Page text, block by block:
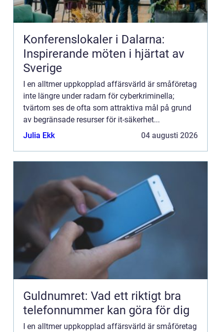
Konferenslokaler i Dalarna:
Inspirerande möten i hjärtat av
Sverige
I en alltmer uppkopplad affärsvärld är småföretag
inte längre under radarn för cyberkriminella;
tvärtom ses de ofta som attraktiva mål på grund
av begränsade resurser för it-säkerhet...
Julia Ekk
04 augusti 2026
Guldnumret: Vad ett riktigt bra
telefonnummer kan göra för dig
I en alltmer uppkopplad affärsvärld är småföretag